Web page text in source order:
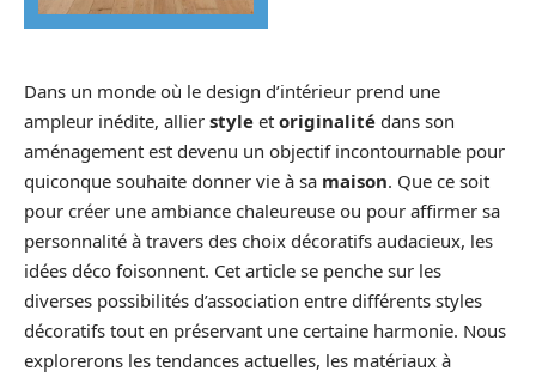
Dans un monde où le design d’intérieur prend une
ampleur inédite, allier style et originalité dans son
aménagement est devenu un objectif incontournable pour
quiconque souhaite donner vie à sa maison. Que ce soit
pour créer une ambiance chaleureuse ou pour affirmer sa
personnalité à travers des choix décoratifs audacieux, les
idées déco foisonnent. Cet article se penche sur les
diverses possibilités d’association entre différents styles
décoratifs tout en préservant une certaine harmonie. Nous
explorerons les tendances actuelles, les matériaux à